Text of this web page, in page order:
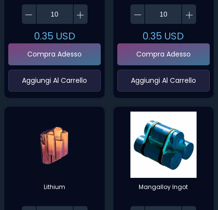
0.35 USD
Compra Adesso
‌Aggiungi Al Carrello‌
0.35 USD
Compra Adesso
‌Aggiungi Al Carrello‌
Lithium Mangalloy Ingot